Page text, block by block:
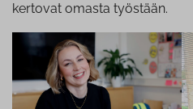
kertovat omasta työstään.